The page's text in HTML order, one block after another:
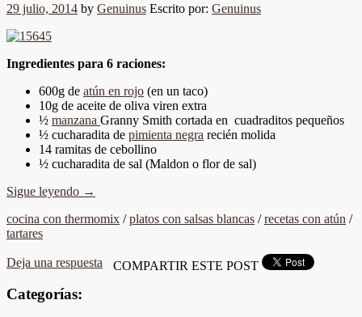
29 julio, 2014 by Genuinus Escrito por: Genuinus
Ingredientes para 6 raciones:
600g de atún en rojo (en un taco)
10g de aceite de oliva viren extra
½ manzana Granny Smith cortada en cuadraditos pequeños
½ cucharadita de pimienta negra recién molida
14 ramitas de cebollino
½ cucharadita de sal (Maldon o flor de sal)
Sigue leyendo →
cocina con thermomix /platos con salsas blancas /recetas con atún /
tartares
Deja una respuesta COMPARTIR ESTE POST
Categorías: